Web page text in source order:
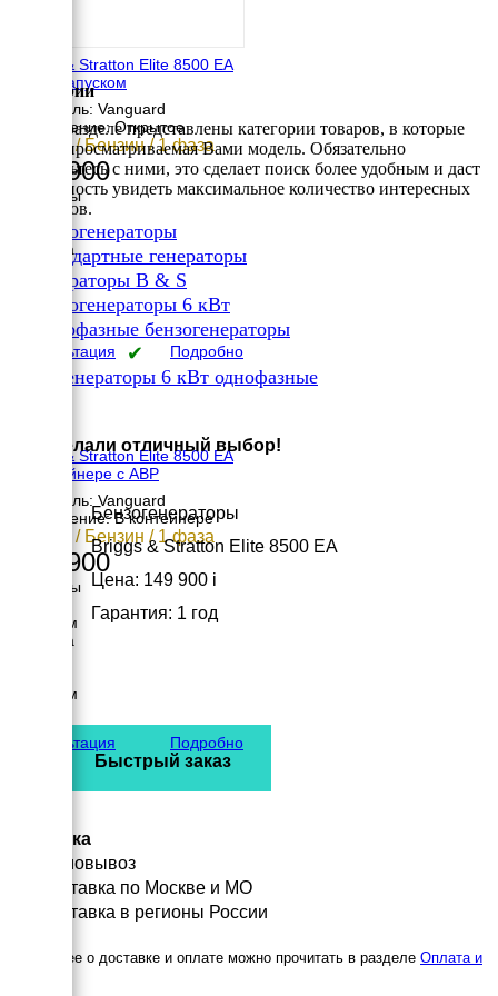
Briggs & Stratton Elite 8500 EA
с автозапуском
Двигатель: Vanguard
Исполнение: Открытое
6.8 кВт / Бензин / 1 фаза
192 900
Размеры
Ширина
Консультация
Подробно
Briggs & Stratton Elite 8500 EA
в контейнере с АВР
Двигатель: Vanguard
Исполнение: В контейнере
6.8 кВт / Бензин / 1 фаза
312 900
Размеры
1050 мм
Ширина
1000 мм
Консультация
Подробно
Категории
В этом разделе представлены категории товаров, в которые
входит просматриваемая Вами модель. Обязательно
ознакомьтесь с ними, это сделает поиск более удобным и даст
возможность увидеть максимальное количество интересных
вариантов.
Бензогенераторы
Стандартные генераторы
Генераторы B & S
Бензогенераторы 6 кВт
Однофазные бензогенераторы
✔
Бензогенераторы 6 кВт однофазные
Вы сделали отличный выбор!
Бензогенераторы
Briggs & Stratton Elite 8500 EA
Цена: 149 900 i
Гарантия: 1 год
Быстрый заказ
Доставка
Самовывоз
Доставка по Москве и МО
Доставка в регионы России
Подробнее о доставке и оплате можно прочитать в разделе Оплата и